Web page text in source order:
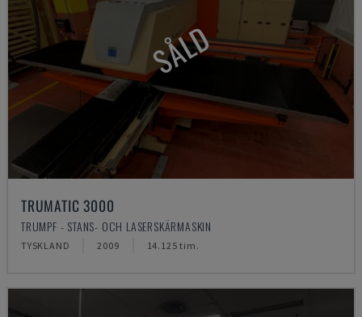
SÅLD
TRUMATIC 3000
TRUMPF - STANS- OCH LASERSKÄRMASKIN
TYSKLAND 2009 14.125 tim.